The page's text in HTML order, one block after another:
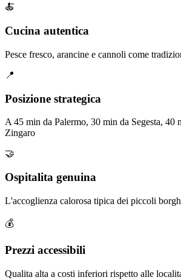
🍝
Cucina autentica
Pesce fresco, arancine e cannoli come
📍
Posizione strategica
A 45 min da Palermo, 30 min da Segesta, 40
Zingaro
🤝
Ospitalita genuina
L'accoglienza calorosa tipica dei piccoli
💰
Prezzi accessibili
Qualita alta a costi inferiori rispetto alle